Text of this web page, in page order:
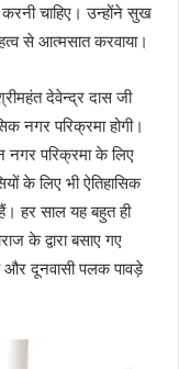
करनी चाहिए। उन्होंने सुख
से आत्मसात करवाया।
देवेन्द्र दास जी
नगर परिक्रमा होगी।
नगर परिक्रमा के लिए
के लिए भी ऐतिहासिक
हर साल यह बहुत ही
के द्वारा बसाए गए
दूनवासी पलक पावड़े